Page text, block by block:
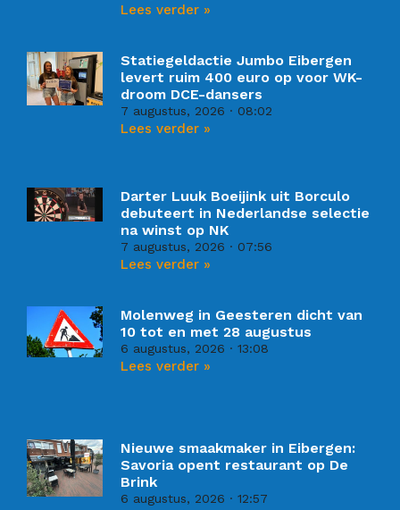
Lees verder »
Statiegeldactie Jumbo Eibergen
levert ruim 400 euro op voor WK-
droom DCE-dansers
7 augustus, 2026 08:02
Lees verder »
Darter Luuk Boeijink uit Borculo
debuteert in Nederlandse selectie
na winst op NK
7 augustus, 2026 07:56
Lees verder »
Molenweg in Geesteren dicht van
10 tot en met 28 augustus
6 augustus, 2026 13:08
Lees verder »
Nieuwe smaakmaker in Eibergen:
Savoria opent restaurant op De
Brink
6 augustus, 2026 12:57